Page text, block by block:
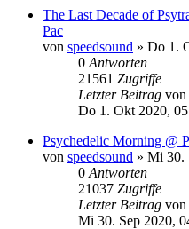
The Last Decade of
Pac
von speedsound » Do 1.
0 Antworten
21561 Zugriffe
Letzter Beitrag von
Do 1. Okt 2020,
Psychedelic Morning @
von speedsound » Mi 30.
0 Antworten
21037 Zugriffe
Letzter Beitrag von
Mi 30. Sep 2020,